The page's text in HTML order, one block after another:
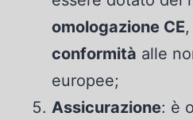
omologazione CE
conformità alle
europee;
Assicurazione: è